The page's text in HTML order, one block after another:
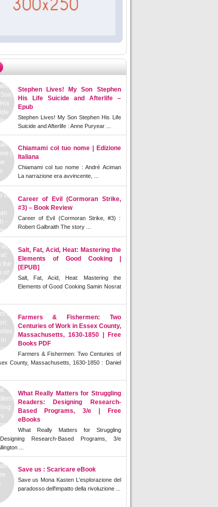
Stephen Lives! My Son Stephen
His Life Suicide and Afterlife –
Epub
Stephen Lives! My Son Stephen His Life
Suicide and Afterlife : Anne Puryear ...
Chiamami col tuo nome | Edizione
Italiana
Chiamami col tuo nome : André Aciman
La narrazione era avvincente, ...
Career of Evil (Cormoran Strike,
#3) – Book Review
Career of Evil (Cormoran Strike, #3) :
Robert Galbraith The story ...
Salt, Fat, Acid, Heat: Mastering the
Elements of Good Cooking |
[EPUB]
Salt, Fat, Acid, Heat: Mastering the
Elements of Good Cooking Samin Nosrat
Farmers & Fishermen: Two
Centuries of Work in Essex County,
Massachusetts, 1630-1850 | Free
Books PDF
Farmers & Fishermen: Two Centuries of
County, Massachusetts, 1630-1850 : Daniel
What Really Matters for Struggling
Readers: Designing Research-
Based Programs, 3/e | Free
eBooks
What Really Matters for Struggling
Research-Based Programs, 3/e
...
Save us : Scaricare eBook
Save us Mona Kasten L'esplorazione del
paradosso dell'impatto della rivoluzione ...